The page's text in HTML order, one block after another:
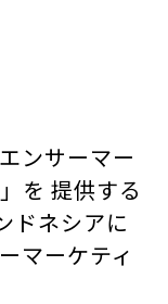
ンサーマー
を 提供する
ドネシアに
マーケティ